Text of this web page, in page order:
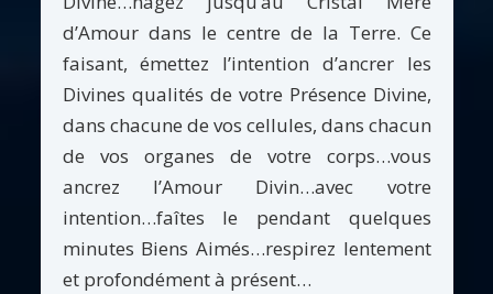
d’Amour dans le centre de la Terre. Ce
faisant, émettez l’intention d’ancrer les
Divines qualités de votre Présence Divine,
dans chacune de vos cellules, dans chacun
de vos organes de votre corps…vous
ancrez l’Amour Divin…avec votre
intention…faîtes le pendant quelques
minutes Biens Aimés…respirez lentement
et profondément à présent…